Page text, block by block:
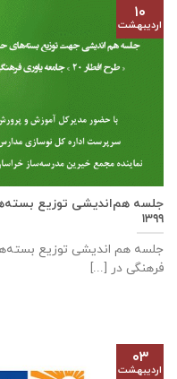
۱۳۹۹
فرهنگی در [...]
۱۰
اردیبهشت
۰۳
اردیبهشت